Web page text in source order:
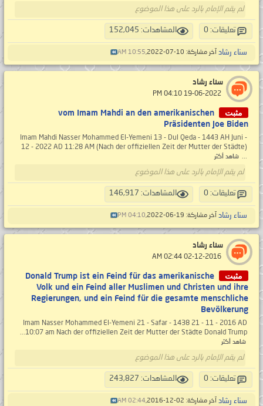
لم يقم الإمام بالرد على هذا الموضوع
تعليقات: 0 المشاهدات: 152,045
سناء رشاد آخر مشاركة: 10-07-2022, 10:55 AM
سناء رشاد
مثبت
vom Imam Mahdi an den amerikanischen
Präsidenten Joe Biden
Imam Mahdi Nasser Mohammed El-Yemeni 13 - Dul Qeda - 1443 AH Juni -
12 - 2022 AD 11:28 AM (Nach der offiziellen Zeit der Mutter der Städte)
... شاهد أكثر
لم يقم الإمام بالرد على هذا الموضوع
تعليقات: 0 المشاهدات: 146,917
سناء رشاد آخر مشاركة: 19-06-2022, 04:10 PM
سناء رشاد
مثبت
Donald Trump ist ein Feind für das amerikanische
Volk und ein Feind aller Muslimen und Christen und ihre
Regierungen, und ein Feind für die gesamte menschliche
Bevölkerung
Imam Nasser Mohammed El-Yemeni 21 - Safar - 1438 21 - 11 - 2016 AD
10:07 am Nach der offiziellen Zeit der Mutter der Städte Donald Trump...
شاهد أكثر
لم يقم الإمام بالرد على هذا الموضوع
تعليقات: 0 المشاهدات: 243,827
سناء رشاد آخر مشاركة: 02-12-2016, 02:44 AM